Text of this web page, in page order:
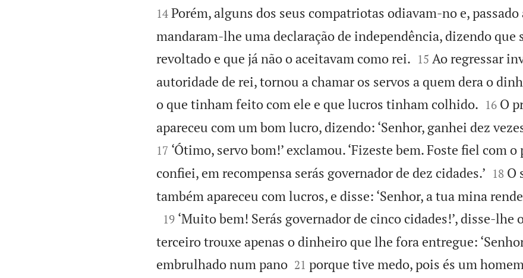
14 Porém, alguns dos seus compatriotas odiavam-no e,
mandaram-lhe uma declaração de independência, dizendo que
revoltado e que já não o aceitavam como rei.
15 Ao regressar
autoridade de rei, tornou a chamar os servos a quem dera o
o que tinham feito com ele e que lucros tinham colhido.
16 O
apareceu com um bom lucro, dizendo: ‘Senhor, ganhei dez
17 ‘Ótimo, servo bom!’ exclamou. ‘Fizeste bem. Foste fiel com o
confiei, em recompensa serás governador de dez cidades.’
18 O
também apareceu com lucros, e disse: ‘Senhor, a tua mina

19 ‘Muito bem! Serás governador de cinco cidades!’, disse-lhe
terceiro trouxe apenas o dinheiro que lhe fora entregue:
embrulhado num pano
21 porque tive medo, pois és um